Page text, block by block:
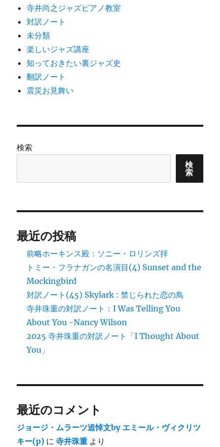
寺井尚之ジャズピアノ教室
対訳ノート
未分類
楽しいジャズ講座
知っておきたい裏ジャズ史
翻訳ノート
震災お見舞い
検索
検
索
最近の投稿
前略ホーキンス殿：ソニー・ロリンズ拝
トミー・フラナガンの名演目(4) Sunset and the
Mockingbird
対訳ノート(45) Skylark : 禁じられた恋の鳥
寺井珠重の対訳ノート：I Was Telling You
About You -Nancy Wilson
2025 寺井珠重の対訳ノート「I Thought About
You」
最近のコメント
ジョージ・ムラーツ追悼文by エミール・ヴィクリツ
キー(p) に寺井珠重 より